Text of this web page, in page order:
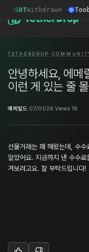
USDTWithdrawn ·
TETHERDROP ·
안녕하세요, 에메
이런 게 있는 줄
에메랄드·07/01/26·Views 16
선물거래는 꽤 해왔는데, 수
알았어요. 지금까지 낸 수수
겨보려고요. 잘 부탁드립니다!